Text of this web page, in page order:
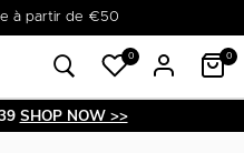
à partir de €50
0 0
SHOP NOW >>